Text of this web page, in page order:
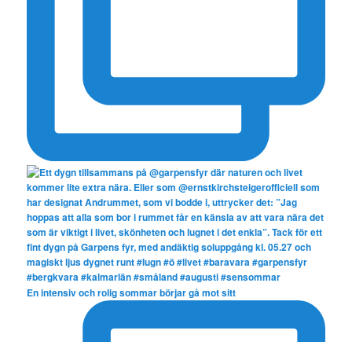
En intensiv och rolig sommar börjar gå mot sitt